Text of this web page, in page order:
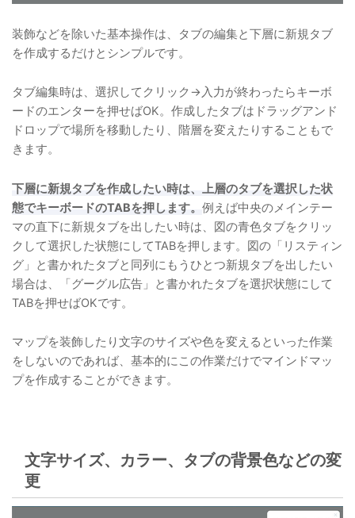
装飾などを除いた基本操作は、タブの編集と下層に新規タブ
を作成するだけとシンプルです。
タブ編集時は、選択してクリック→入力が終わったらキーボ
ードのエンターを押せばOK。作成したタブはドラッグアンド
ドロップで場所を移動したり、階層を変えたりすることもで
きます。
下層に新規タブを作成したい時は、上層のタブを選択した状
態でキーボードのTABを押します。 例えば中央のメインテー
マの直下に新規タブを出したい時は、図の青色タブをクリッ
クして選択した状態にしてTABを押します。図の「リスティン
グ」と書かれたタブと同列にもうひとつ新規タブを出したい
場合は、「グーグル広告」と書かれたタブを選択状態にして
TABを押せばOKです。
マップを装飾したり文字のサイズや色を変えるといった作業
をしないのであれば、基本的にこの作業だけでマインドマッ
プを作成することができます。
文字サイズ、カラー、タブの背景色などの変
更